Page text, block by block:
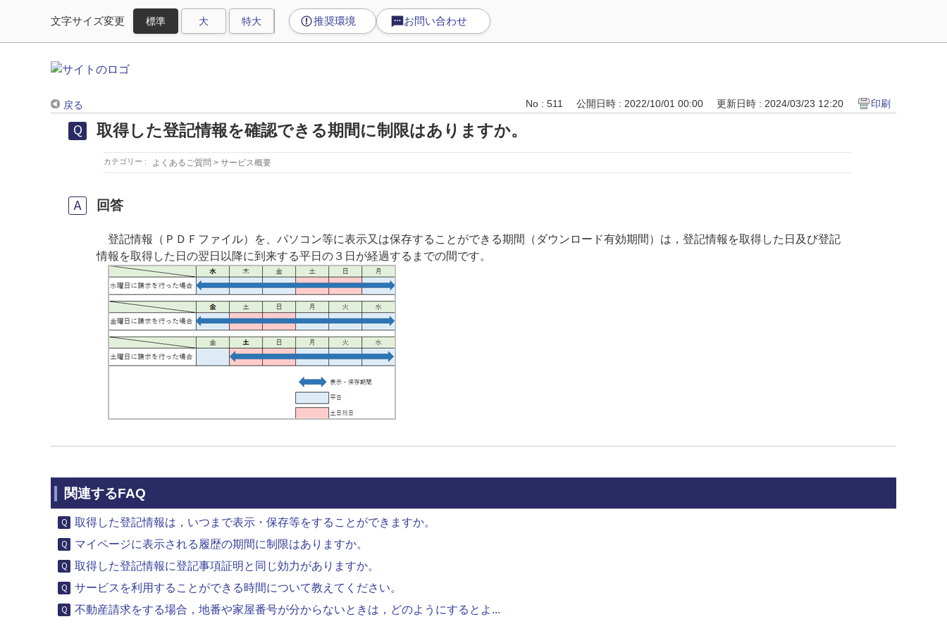
文字サイズ変更 推奨環境 お問い合わせ
戻る No : 511 公開日時 : 2022/10/01 00:00 更新日時 : 2024/03/23 12:20 印刷
取得した登記情報を確認できる期間に制限はありますか。
カテゴリー : よくあるご質問 > サービス概要
回答
登記情報（ＰＤＦファイル）を、パソコン等に表示又は保存することができる期間（ダウンロード有効期間）は，登記情報を取得した日及び登記
情報を取得した日の翌日以降に到来する平日の３日が経過するまでの間です。
関連するFAQ
取得した登記情報は，いつまで表示・保存等をすることができますか。
マイページに表示される履歴の期間に制限はありますか。
取得した登記情報に登記事項証明と同じ効力がありますか。
サービスを利用することができる時間について教えてください。
不動産請求をする場合，地番や家屋番号が分からないときは，どのようにするとよ...